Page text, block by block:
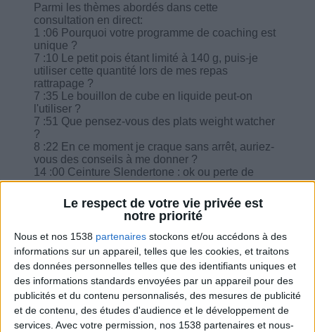
Le respect de votre vie privée est
notre priorité
Nous et nos 1538 partenaires stockons et/ou accédons à des
informations sur un appareil, telles que les cookies, et traitons
des données personnelles telles que des identifiants uniques et
des informations standards envoyées par un appareil pour des
publicités et du contenu personnalisés, des mesures de publicité
et de contenu, des études d'audience et le développement de
services. Avec votre permission, nos 1538 partenaires et nous-
Parmi les thèmes abordés dans cette
consultation en direct:
1 :06 Pourquoi votre programme de coaching est
unique ?
7 :10 Le petit pois étant limité à 140 g, puis-je
utiliser cette quantité lors de mes repas
rattrapage ?
7 :35 Le bouillon de cube en liquide peut-on
l'utiliser ?
7 :51 Que pensez-vous des plats weight watcher
?
8 :22 En ce moment je craque sans arrêt, auriez-
vous des conseils à me donner ?
14 :00 Ceinture Slendertone : ok ou perte de
temps ?
14 :49 Combien de temps dois-je garder mes
repas à 1800 calories. A partir de combien de
kilos perdus dois je revoir l'apport calorique ?
16 :47 Est-ce que c'est gênant si je prends le
féculent le soir plutôt que le midi ?
17 :19 On commence à trouver des petits pois
frais. Mais ils ne sont pas vraiment extra-fins. Je
suppose qu'on les mange alors comme des
féculents ?
17 :43 Jus de citron tous les matins, est-ce que je
dois retirer le fruit ?